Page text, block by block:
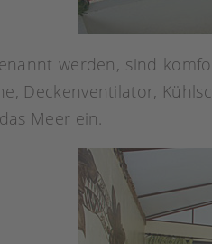
werden, sind
Deckenventilator,
Meer ein.